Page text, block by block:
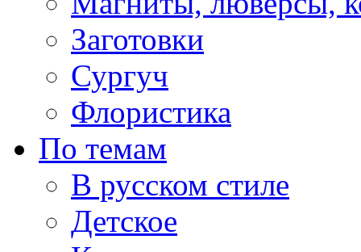
Заготовки
Сургуч
Флористика
По темам
В русском стиле
Детское